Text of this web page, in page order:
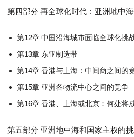
第四部分 再全球化时代：亚洲地中
第12章 中国沿海城市面临全球化挑
第13章 东亚制造带
第14章 香港与上海：中间商之间的
第15章 亚洲各物流中心之间的竞争
第16章 香港、上海或北京：何处将
第五部分 亚洲地中海和国家主权的